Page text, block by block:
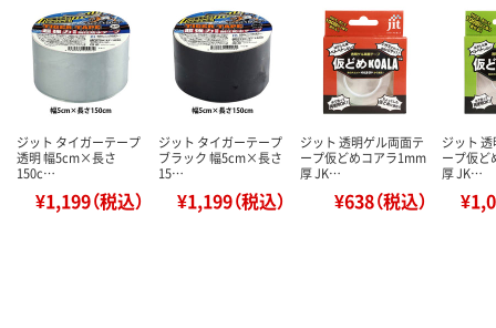
ジット タイガーテープ
透明 幅5cm×長さ
150c…
¥1,199（税込）
ジット タイガーテープ
ブラック 幅5cm×長さ
15…
¥1,199（税込）
ジット 透明ゲル両面テ
ープ仮どめコアラ1mm
厚 JK…
¥638（税込）
ジット
ープ仮ど
厚 JK…